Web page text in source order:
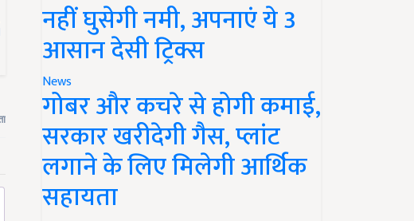
नहीं घुसेगी नमी, अपनाएं ये 3
आसान देसी ट्रिक्स
News
गोबर और कचरे से होगी कमाई,
सरकार खरीदेगी गैस, प्लांट
लगाने के लिए मिलेगी आर्थिक
सहायता